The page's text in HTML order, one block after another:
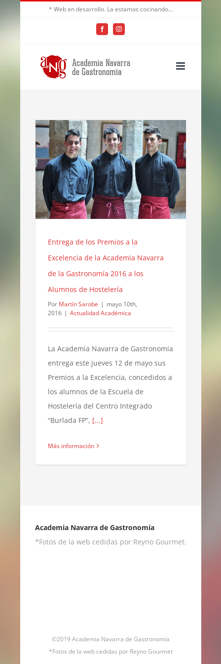
* Web en desarrollo. La estamos cocinando...
FacebookInstagram
Entrega de los Premios a la
Excelencia de la Academia Navarra
de la Gastronomía 2016 a los
Alumnos de Hostelería
Por Martín Sarobe | mayo 10th,
2016 | Actualidad Académica
La Academia Navarra de Gastronomía
entrega este jueves 12 de mayo sus
Premios a la Excelencia, concedidos a
los alumnos de la Escuela de
Hostelería del Centro Integrado
“Burlada FP”, [...]
Más información
Academia Navarra de Gastronomía
*Fotos de la web cedidas por Reyno Gourmet.
©2019 Academia Navarra de Gastronomía
*Fotos de la web cedidas por Reyno Gourmet